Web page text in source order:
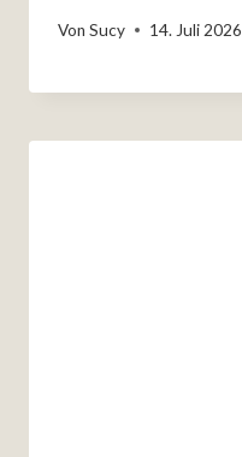
Von Sucy 14. Juli 2026